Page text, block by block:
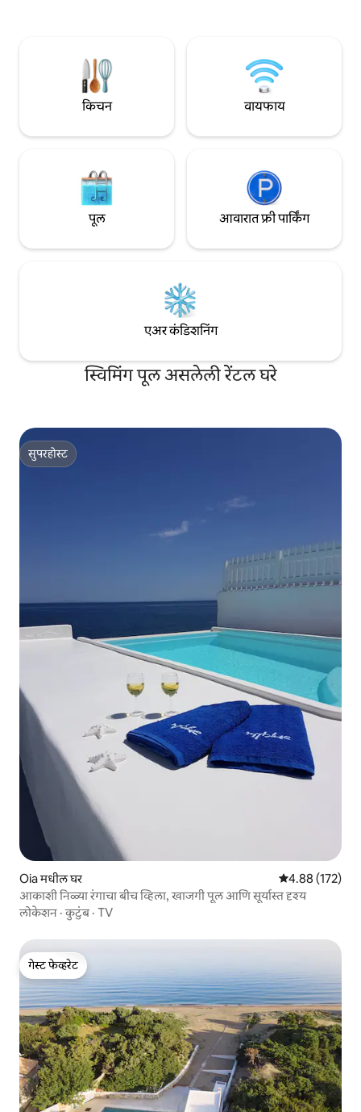
उन्हाळ्यामध्ये, सूर्यास्ताचे निरीक्षण करून ग्रीकचा
किचन वायफाय
पूल आवारात फ्री पार्किंग
एअर कंडिशनिंग
स्विमिंग पूल असलेली रेंटल घरे
सुपरहोस्ट
सुपरहोस्ट
Oia मधील घर 5 पैकी 4.88
4.88 (172)
आकाशी निळ्या रंगाचा बीच व्हिला, खाजगी पूल आणि सूर्यास्त दृश्य
लोकेशन ·कुटुंब· TV
गेस्ट फेव्हरेट
गेस्ट फेव्हरेट